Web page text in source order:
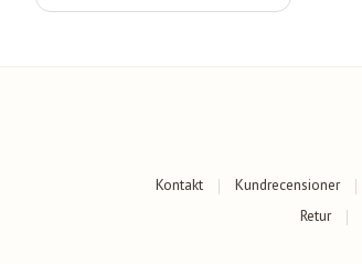
Kontakt Kundrecensioner
Retur